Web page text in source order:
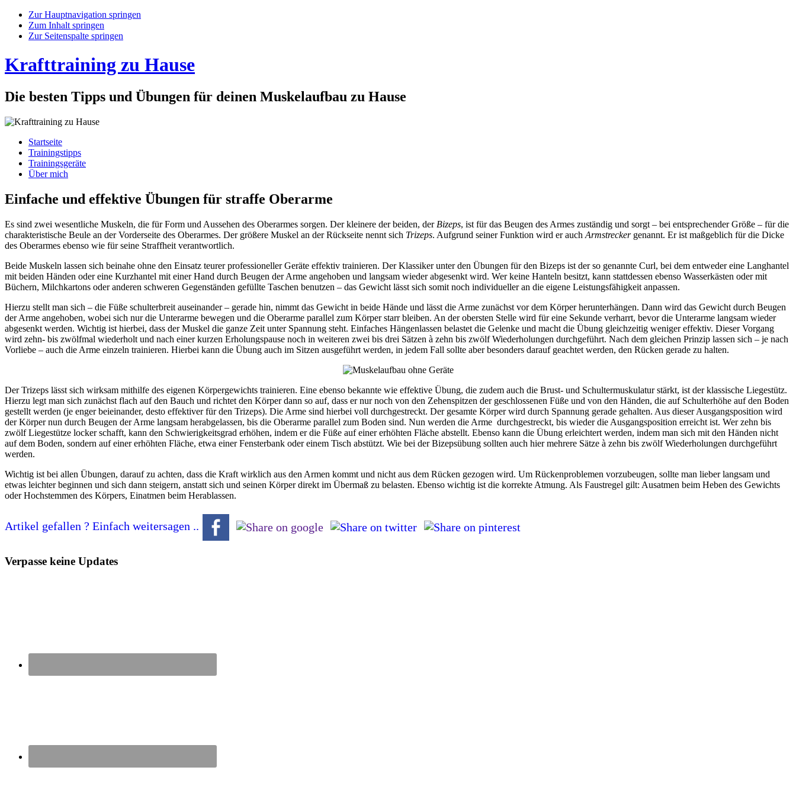
Zur Hauptnavigation springen
Zum Inhalt springen
Zur Seitenspalte springen
Krafttraining zu Hause
Die besten Tipps und Übungen für deinen Muskelaufbau zu Hause
Startseite
Trainingstipps
Trainingsgeräte
Über mich
Einfache und effektive Übungen für straffe Oberarme
Es sind zwei wesentliche Muskeln, die für Form und Aussehen des Oberarmes sorgen. Der kleinere der beiden, der Bizeps, ist für das Beugen des Armes zuständig und sorgt – bei entsprechender Größe – für die
charakteristische Beule an der Vorderseite des Oberarmes. Der größere Muskel an der Rückseite nennt sich Trizeps. Aufgrund seiner Funktion wird er auch Armstreckergenannt. Er ist maßgeblich für die Dicke
des Oberarmes ebenso wie für seine Straffheit verantwortlich.
Beide Muskeln lassen sich beinahe ohne den Einsatz teurer professioneller Geräte effektiv trainieren. Der Klassiker unter den Übungen für den Bizeps ist der so genannte Curl, bei dem entweder eine Langhantel
mit beiden Händen oder eine Kurzhantel mit einer Hand durch Beugen der Arme angehoben und langsam wieder abgesenkt wird. Wer keine Hanteln besitzt, kann stattdessen ebenso Wasserkästen oder mit
Büchern, Milchkartons oder anderen schweren Gegenständen gefüllte Taschen benutzen – das Gewicht lässt sich somit noch individueller an die eigene Leistungsfähigkeit anpassen.
Hierzu stellt man sich – die Füße schulterbreit auseinander – gerade hin, nimmt das Gewicht in beide Hände und lässt die Arme zunächst vor dem Körper herunterhängen. Dann wird das Gewicht durch Beugen
der Arme angehoben, wobei sich nur die Unterarme bewegen und die Oberarme parallel zum Körper starr bleiben. An der obersten Stelle wird für eine Sekunde verharrt, bevor die Unterarme langsam wieder
abgesenkt werden. Wichtig ist hierbei, dass der Muskel die ganze Zeit unter Spannung steht. Einfaches Hängenlassen belastet die Gelenke und macht die Übung gleichzeitig weniger effektiv. Dieser Vorgang
wird zehn- bis zwölfmal wiederholt und nach einer kurzen Erholungspause noch in weiteren zwei bis drei Sätzen à zehn bis zwölf Wiederholungen durchgeführt. Nach dem gleichen Prinzip lassen sich – je nach
Vorliebe – auch die Arme einzeln trainieren. Hierbei kann die Übung auch im Sitzen ausgeführt werden, in jedem Fall sollte aber besonders darauf geachtet werden, den Rücken gerade zu halten.
Der Trizeps lässt sich wirksam mithilfe des eigenen Körpergewichts trainieren. Eine ebenso bekannte wie effektive Übung, die zudem auch die Brust- und Schultermuskulatur stärkt, ist der klassische Liegestütz.
Hierzu legt man sich zunächst flach auf den Bauch und richtet den Körper dann so auf, dass er nur noch von den Zehenspitzen der geschlossenen Füße und von den Händen, die auf Schulterhöhe auf den Boden
gestellt werden (je enger beieinander, desto effektiver für den Trizeps). Die Arme sind hierbei voll durchgestreckt. Der gesamte Körper wird durch Spannung gerade gehalten. Aus dieser Ausgangsposition wird
der Körper nun durch Beugen der Arme langsam herabgelassen, bis die Oberarme parallel zum Boden sind. Nun werden die Arme durchgestreckt, bis wieder die Ausgangsposition erreicht ist. Wer zehn bis
zwölf Liegestütze locker schafft, kann den Schwierigkeitsgrad erhöhen, indem er die Füße auf einer erhöhten Fläche abstellt. Ebenso kann die Übung erleichtert werden, indem man sich mit den Händen nicht
auf dem Boden, sondern auf einer erhöhten Fläche, etwa einer Fensterbank oder einem Tisch abstützt. Wie bei der Bizepsübung sollten auch hier mehrere Sätze à zehn bis zwölf Wiederholungen durchgeführt
werden.
Wichtig ist bei allen Übungen, darauf zu achten, dass die Kraft wirklich aus den Armen kommt und nicht aus dem Rücken gezogen wird. Um Rückenproblemen vorzubeugen, sollte man lieber langsam und
etwas leichter beginnen und sich dann steigern, anstatt sich und seinen Körper direkt im Übermaß zu belasten. Ebenso wichtig ist die korrekte Atmung. Als Faustregel gilt: Ausatmen beim Heben des Gewichts
oder Hochstemmen des Körpers, Einatmen beim Herablassen.
Artikel gefallen ? Einfach weitersagen ..
Seitenspalte
Verpasse keine Updates